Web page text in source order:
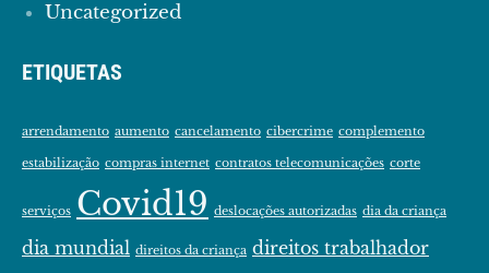
Uncategorized
ETIQUETAS
arrendamento aumento cancelamento cibercrime complemento
estabilização compras internet contratos telecomunicações corte
serviços Covid19 deslocações autorizadas dia da criança
dia mundial direitos da criança direitos trabalhador